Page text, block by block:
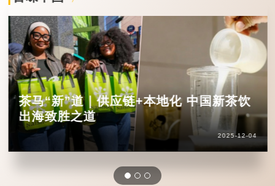
茶马“新”道｜供应链+本地化 中国新茶饮
出海致胜之道
2025-12-04